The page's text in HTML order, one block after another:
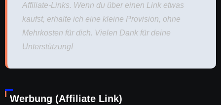
Affiliate-Links. Wenn du über einen Link etwas
kaufst, erhalte ich eine kleine Provision, ohne
Mehrkosten für dich. Vielen Dank für deine
Unterstützung!
Werbung (Affiliate Link)